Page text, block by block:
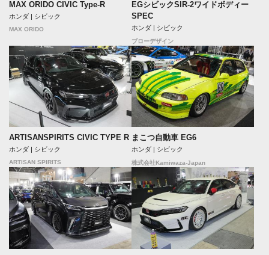
MAX ORIDO CIVIC Type-R
ホンダ | シビック
MAX ORIDO
EGシビックSIR-2ワイドボディー
SPEC
ホンダ | シビック
ブローデザイン
ARTISANSPIRITS CIVIC TYPE R
ホンダ | シビック
ARTISAN SPIRITS
まこつ自動車 EG6
ホンダ | シビック
株式会社Kamiwaza-Japan